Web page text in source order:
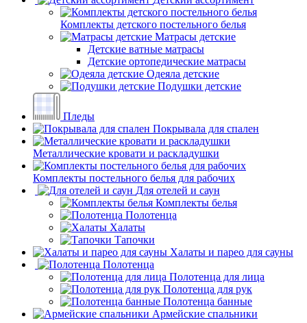
Комплекты детского постельного белья
Матрасы детские
Детские ватные матрасы
Детские ортопедические матрасы
Одеяла детские
Подушки детские
Пледы
Покрывала для спален
Металлические кровати и раскладушки
Комплекты постельного белья для рабочих
Для отелей и саун
Комплекты белья
Полотенца
Халаты
Тапочки
Халаты и парео для сауны
Полотенца
Полотенца для лица
Полотенца для рук
Полотенца банные
Армейские спальники